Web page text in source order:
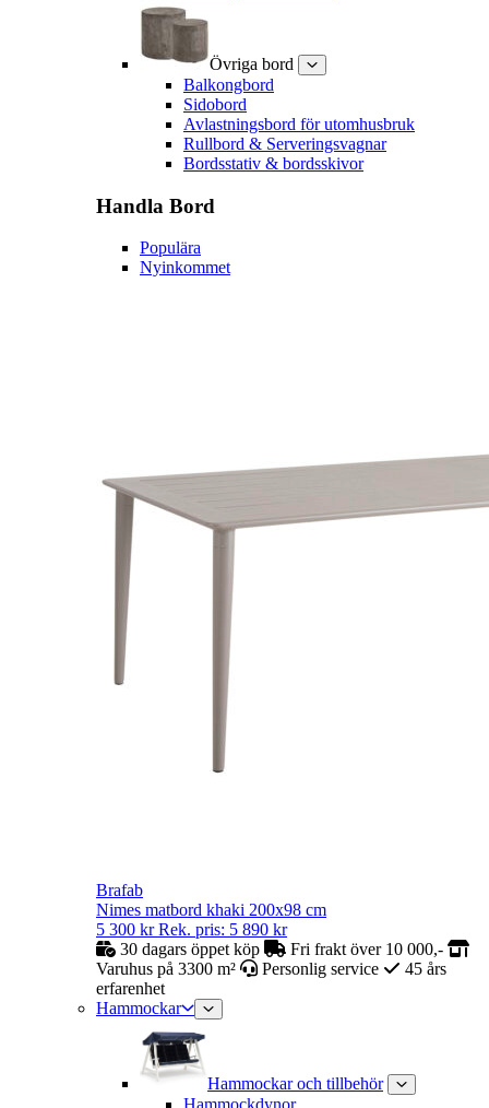
Övriga bord
Balkongbord
Sidobord
Avlastningsbord för utomhusbruk
Rullbord & Serveringsvagnar
Bordsstativ & bordsskivor
Handla Bord
Populära
Nyinkommet
Brafab
Nimes matbord khaki 200x98 cm
5 300 kr Rek. pris: 5 890 kr
30 dagars öppet köp
Fri frakt över 10 000,-
Varuhus på 3300 m²
Personlig service
45 års
erfarenhet
Hammockar
Hammockar och tillbehör